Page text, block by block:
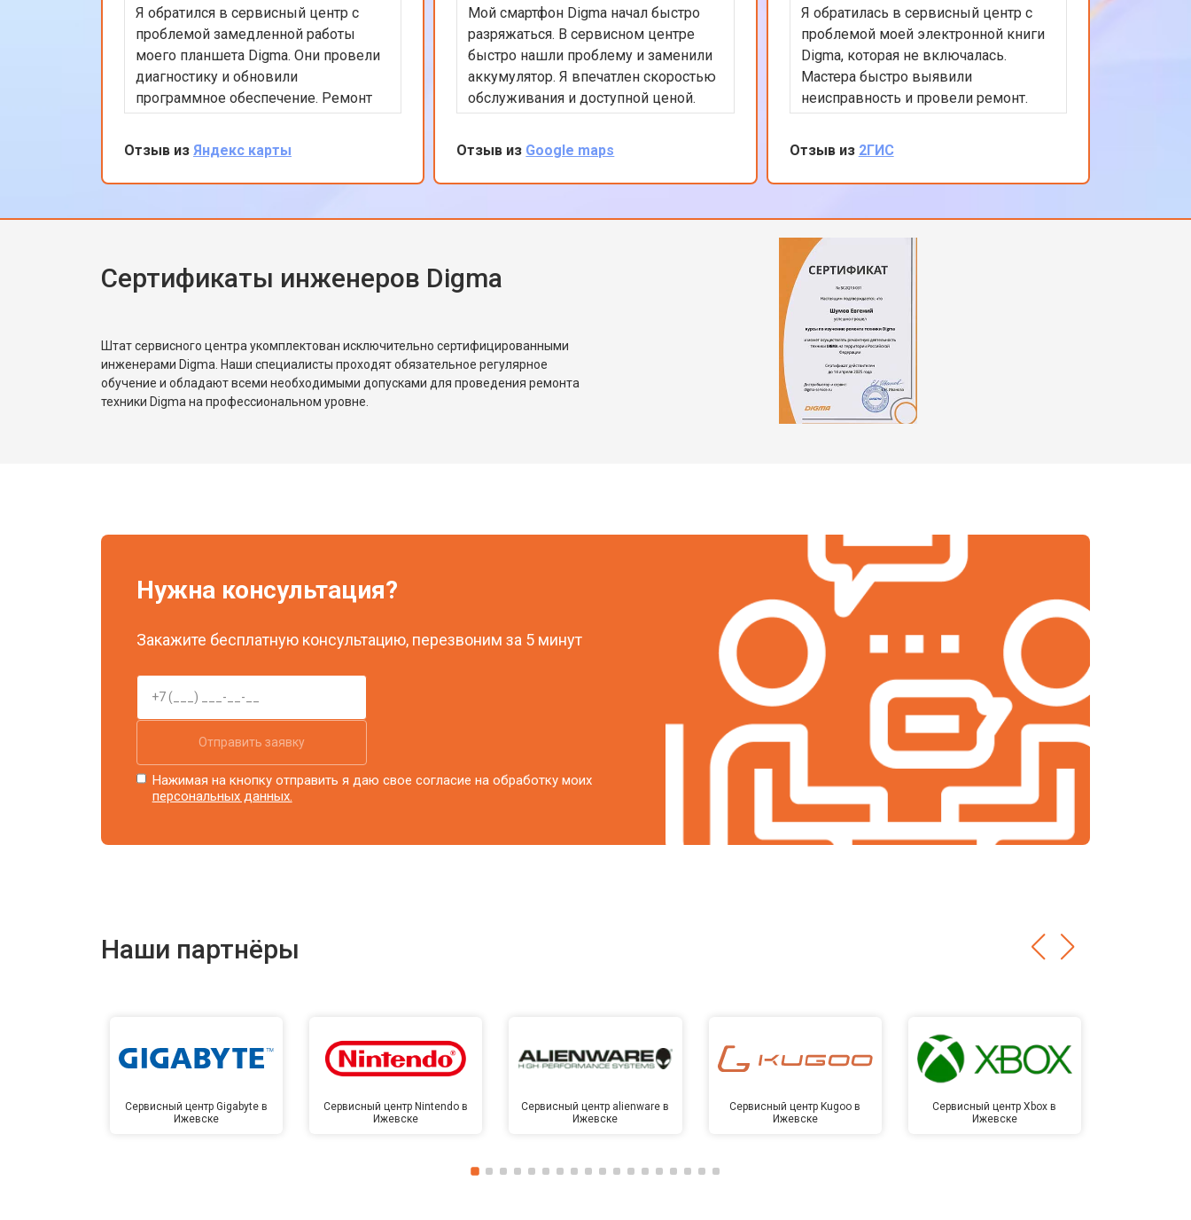
Я обратился в сервисный центр с
проблемой замедленной работы
моего планшета Digma. Они провели
диагностику и обновили
программное обеспечение. Ремонт
был выполнен в тот же день, что
было очень удобно. Теперь планшет
работает гораздо быстрее. Я доволен
качеством обслуживания и
Спасибо за отличную работу!
Отзыв из Яндекс карты
Мой смартфон Digma начал быстро
разряжаться. В сервисном центре
быстро нашли проблему и заменили
аккумулятор. Я впечатлен скоростью
обслуживания и доступной ценой.
Мой телефон теперь работает как
новый. Отличный сервис, который я
рекомендую всем владельцам
техники Digma.
Отзыв из Google maps
Я обратилась в сервисный центр с
проблемой моей электронной книги
Digma, которая не включалась.
Мастера быстро выявили
неисправность и провели ремонт.
Обслуживание было быстрым и
эффективным, а стоимость ремонта
оказалась вполне разумной. Теперь
моя электронная книга работает
качеством обслуживания и
вниманием к деталям. Спасибо за
вашу работу!
Отзыв из 2ГИС
Сертификаты инженеров Digma
Штат сервисного центра укомплектован исключительно сертифицированными
инженерами Digma. Наши специалисты проходят обязательное регулярное
обучение и обладают всеми необходимыми допусками для проведения ремонта
техники Digma на профессиональном уровне.
Нужна консультация?
Закажите бесплатную консультацию, перезвоним за 5 минут
Отправить заявку
Нажимая на кнопку отправить я даю свое согласие на обработку моих
персональных данных.
Наши партнёры
Сервисный центр Gigabyte в
Ижевске
Сервисный центр Nintendo в
Ижевске
Сервисный центр alienware в
Ижевске
Сервисный центр Kugoo в
Ижевске
Сервисный центр Xbox в
Ижевске